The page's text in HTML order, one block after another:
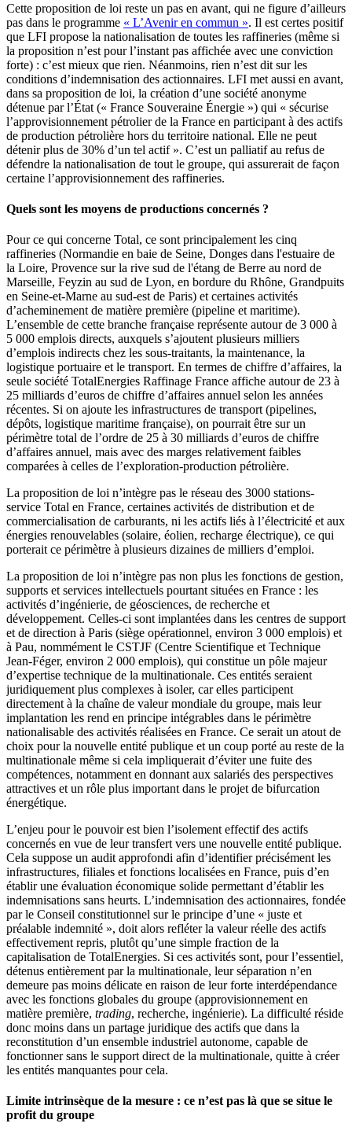
Cette proposition de loi reste un pas en avant, qui ne figure d’ailleurs
pas dans le programme « L’Avenir en commun ». Il est certes positif
que LFI propose la nationalisation de toutes les raffineries (même si
la proposition n’est pour l’instant pas affichée avec une conviction
forte) : c’est mieux que rien. Néanmoins, rien n’est dit sur les
conditions d’indemnisation des actionnaires. LFI met aussi en avant,
dans sa proposition de loi, la création d’une société anonyme
détenue par l’État (« France Souveraine Énergie ») qui « sécurise
l’approvisionnement pétrolier de la France en participant à des actifs
de production pétrolière hors du territoire national. Elle ne peut
détenir plus de 30% d’un tel actif ». C’est un palliatif au refus de
défendre la nationalisation de tout le groupe, qui assurerait de façon
certaine l’approvisionnement des raffineries.
Quels sont les moyens de productions concernés ?
Pour ce qui concerne Total, ce sont principalement les cinq
raffineries (Normandie en baie de Seine, Donges dans l'estuaire de
la Loire, Provence sur la rive sud de l'étang de Berre au nord de
Marseille, Feyzin au sud de Lyon, en bordure du Rhône, Grandpuits
en Seine-et-Marne au sud-est de Paris) et certaines activités
d’acheminement de matière première (pipeline et maritime).
L’ensemble de cette branche française représente autour de 3 000 à
5 000 emplois directs, auxquels s’ajoutent plusieurs milliers
d’emplois indirects chez les sous-traitants, la maintenance, la
logistique portuaire et le transport. En termes de chiffre d’affaires, la
seule société TotalEnergies Raffinage France affiche autour de 23 à
25 milliards d’euros de chiffre d’affaires annuel selon les années
récentes. Si on ajoute les infrastructures de transport (pipelines,
dépôts, logistique maritime française), on pourrait être sur un
périmètre total de l’ordre de 25 à 30 milliards d’euros de chiffre
d’affaires annuel, mais avec des marges relativement faibles
comparées à celles de l’exploration-production pétrolière.
La proposition de loi n’intègre pas le réseau des 3000 stations-
service Total en France, certaines activités de distribution et de
commercialisation de carburants, ni les actifs liés à l’électricité et aux
énergies renouvelables (solaire, éolien, recharge électrique), ce qui
porterait ce périmètre à plusieurs dizaines de milliers d’emploi.
La proposition de loi n’intègre pas non plus les fonctions de gestion,
supports et services intellectuels pourtant situées en France : les
activités d’ingénierie, de géosciences, de recherche et
développement. Celles-ci sont implantées dans les centres de support
et de direction à Paris (siège opérationnel, environ 3 000 emplois) et
à Pau, nommément le CSTJF (Centre Scientifique et Technique
Jean-Féger, environ 2 000 emplois), qui constitue un pôle majeur
d’expertise technique de la multinationale. Ces entités seraient
juridiquement plus complexes à isoler, car elles participent
directement à la chaîne de valeur mondiale du groupe, mais leur
implantation les rend en principe intégrables dans le périmètre
nationalisable des activités réalisées en France. Ce serait un atout de
choix pour la nouvelle entité publique et un coup porté au reste de la
multinationale même si cela impliquerait d’éviter une fuite des
compétences, notamment en donnant aux salariés des perspectives
attractives et un rôle plus important dans le projet de bifurcation
énergétique.
L’enjeu pour le pouvoir est bien l’isolement effectif des actifs
concernés en vue de leur transfert vers une nouvelle entité publique.
Cela suppose un audit approfondi afin d’identifier précisément les
infrastructures, filiales et fonctions localisées en France, puis d’en
établir une évaluation économique solide permettant d’établir les
indemnisations sans heurts. L’indemnisation des actionnaires, fondée
par le Conseil constitutionnel sur le principe d’une « juste et
préalable indemnité », doit alors refléter la valeur réelle des actifs
effectivement repris, plutôt qu’une simple fraction de la
capitalisation de TotalEnergies. Si ces activités sont, pour l’essentiel,
détenus entièrement par la multinationale, leur séparation n’en
demeure pas moins délicate en raison de leur forte interdépendance
avec les fonctions globales du groupe (approvisionnement en
matière première, trading, recherche, ingénierie). La difficulté réside
donc moins dans un partage juridique des actifs que dans la
reconstitution d’un ensemble industriel autonome, capable de
fonctionner sans le support direct de la multinationale, quitte à créer
les entités manquantes pour cela.
Limite intrinsèque de la mesure : ce n’est pas là que se situe le
profit du groupe